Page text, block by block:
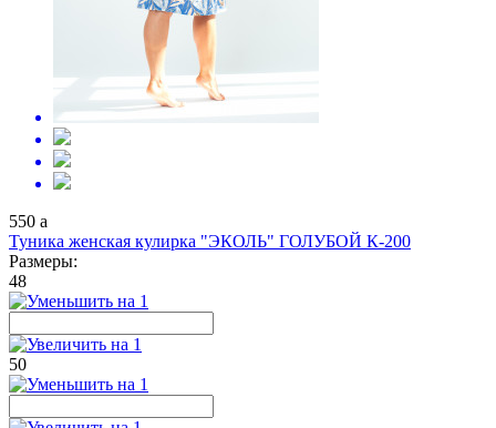
550 a
Туника женская кулирка "ЭКОЛЬ" ГОЛУБОЙ К-200
Размеры:
48
50